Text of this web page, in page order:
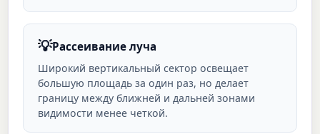
💡Рассеивание луча
Широкий вертикальный сектор освещает
большую площадь за один раз, но делает
границу между ближней и дальней зонами
видимости менее четкой.